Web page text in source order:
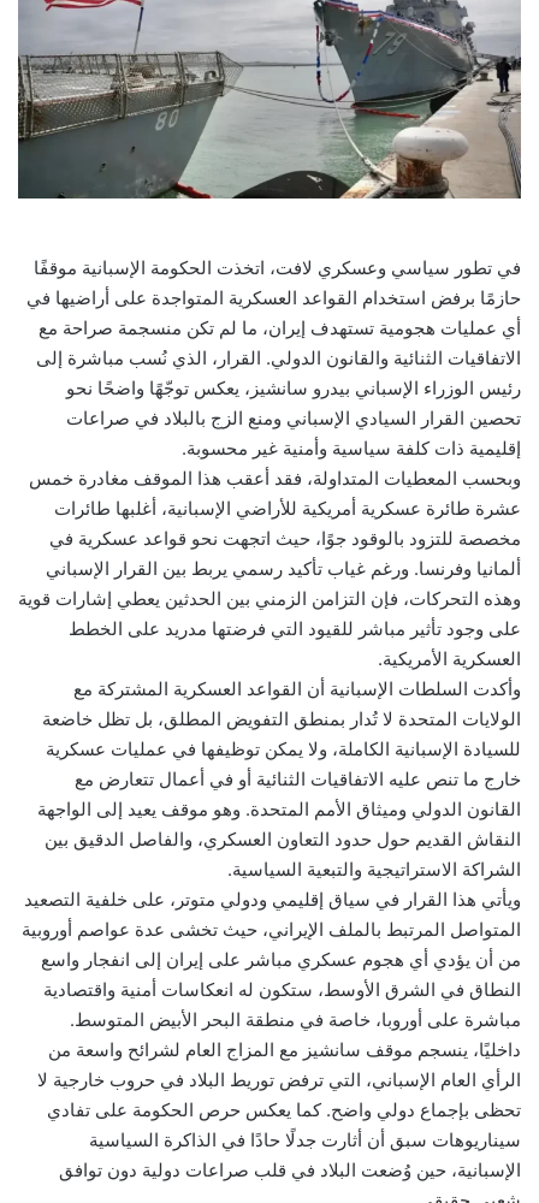
في تطور سياسي وعسكري لافت، اتخذت الحكومة الإسبانية موقفًا
حازمًا برفض استخدام القواعد العسكرية المتواجدة على أراضيها في
أي عمليات هجومية تستهدف إيران، ما لم تكن منسجمة صراحة مع
الاتفاقيات الثنائية والقانون الدولي. القرار، الذي نُسب مباشرة إلى
رئيس الوزراء الإسباني بيدرو سانشيز، يعكس توجّهًا واضحًا نحو
تحصين القرار السيادي الإسباني ومنع الزج بالبلاد في صراعات
إقليمية ذات كلفة سياسية وأمنية غير محسوبة.
وبحسب المعطيات المتداولة، فقد أعقب هذا الموقف مغادرة خمس
عشرة طائرة عسكرية أمريكية للأراضي الإسبانية، أغلبها طائرات
مخصصة للتزود بالوقود جوًا، حيث اتجهت نحو قواعد عسكرية في
ألمانيا وفرنسا. ورغم غياب تأكيد رسمي يربط بين القرار الإسباني
وهذه التحركات، فإن التزامن الزمني بين الحدثين يعطي إشارات قوية
على وجود تأثير مباشر للقيود التي فرضتها مدريد على الخطط
العسكرية الأمريكية.
وأكدت السلطات الإسبانية أن القواعد العسكرية المشتركة مع
الولايات المتحدة لا تُدار بمنطق التفويض المطلق، بل تظل خاضعة
للسيادة الإسبانية الكاملة، ولا يمكن توظيفها في عمليات عسكرية
خارج ما تنص عليه الاتفاقيات الثنائية أو في أعمال تتعارض مع
القانون الدولي وميثاق الأمم المتحدة. وهو موقف يعيد إلى الواجهة
النقاش القديم حول حدود التعاون العسكري، والفاصل الدقيق بين
الشراكة الاستراتيجية والتبعية السياسية.
ويأتي هذا القرار في سياق إقليمي ودولي متوتر، على خلفية التصعيد
المتواصل المرتبط بالملف الإيراني، حيث تخشى عدة عواصم أوروبية
من أن يؤدي أي هجوم عسكري مباشر على إيران إلى انفجار واسع
النطاق في الشرق الأوسط، ستكون له انعكاسات أمنية واقتصادية
مباشرة على أوروبا، خاصة في منطقة البحر الأبيض المتوسط.
داخليًا، ينسجم موقف سانشيز مع المزاج العام لشرائح واسعة من
الرأي العام الإسباني، التي ترفض توريط البلاد في حروب خارجية لا
تحظى بإجماع دولي واضح. كما يعكس حرص الحكومة على تفادي
سيناريوهات سبق أن أثارت جدلًا حادًا في الذاكرة السياسية
الإسبانية، حين وُضعت البلاد في قلب صراعات دولية دون توافق